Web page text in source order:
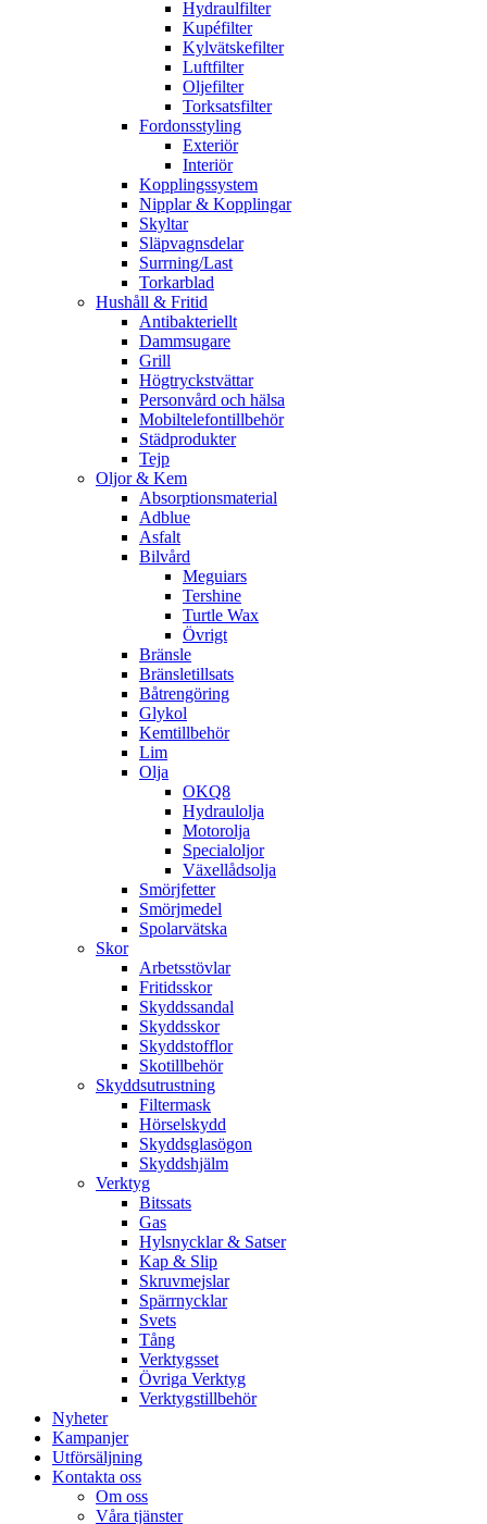
Hydraulfilter
Kupéfilter
Kylvätskefilter
Luftfilter
Oljefilter
Torksatsfilter
Fordonsstyling
Exteriör
Interiör
Kopplingssystem
Nipplar & Kopplingar
Skyltar
Släpvagnsdelar
Surrning/Last
Torkarblad
Hushåll & Fritid
Antibakteriellt​
Dammsugare
Grill
Högtryckstvättar
Personvård och hälsa
Mobiltelefontillbehör
Städprodukter
Tejp
Oljor & Kem
Absorptionsmaterial
Adblue
Asfalt
Bilvård
Meguiars
Tershine
Turtle Wax
Övrigt
Bränsle
Bränsletillsats
Båtrengöring
Glykol
Kemtillbehör
Lim
Olja
OKQ8
Hydraulolja
Motorolja
Specialoljor
Växellådsolja
Smörjfetter
Smörjmedel
Spolarvätska
Skor
Arbetsstövlar
Fritidsskor
Skyddssandal
Skyddsskor
Skyddstofflor
Skotillbehör
Skyddsutrustning
Filtermask
Hörselskydd
Skyddsglasögon
Skyddshjälm
Verktyg
Bitssats
Gas
Hylsnycklar & Satser
Kap & Slip
Skruvmejslar
Spärrnycklar
Svets
Tång
Verktygsset
Övriga Verktyg
Verktygstillbehör
Nyheter
Kampanjer
Utförsäljning
Kontakta oss
Om oss
Våra tjänster